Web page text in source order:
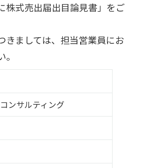
株式売出届出目論見書」をご
きましては、担当営業員にお
ンサルティング